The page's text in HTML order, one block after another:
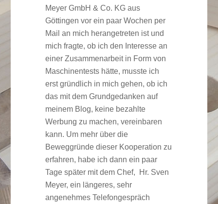
Meyer GmbH & Co. KG aus
Göttingen vor ein paar Wochen per
Mail an mich herangetreten ist und
mich fragte, ob ich den Interesse an
einer Zusammenarbeit in Form von
Maschinentests hätte, musste ich
erst gründlich in mich gehen, ob ich
das mit dem Grundgedanken auf
meinem Blog, keine bezahlte
Werbung zu machen, vereinbaren
kann. Um mehr über die
Beweggründe dieser Kooperation zu
erfahren, habe ich dann ein paar
Tage später mit dem Chef, Hr. Sven
Meyer, ein längeres, sehr
angenehmes Telefongespräch